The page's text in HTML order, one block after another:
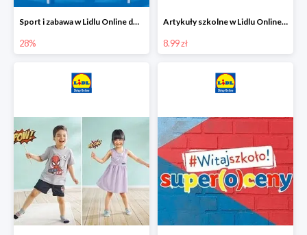
Sport i zabawa w Lidlu Online do -28%
28%
Artykuły szkolne w Lidlu Online od 8,99 zł
8.99 zł